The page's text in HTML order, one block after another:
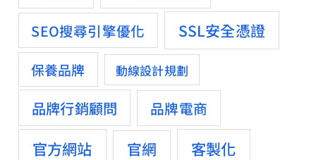
SEO搜尋引擎優化
SSL安全憑證
保養品牌 動線設計規劃
品牌行銷顧問 品牌電商
官方網站 官網 客製化